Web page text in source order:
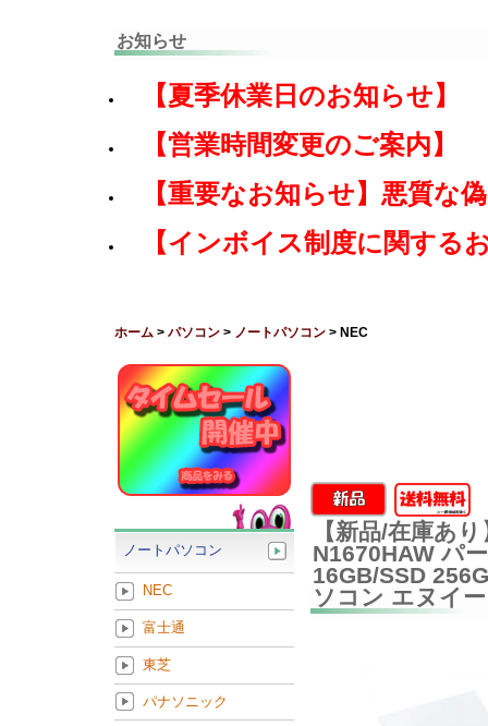
お知らせ
【夏季休業日のお知らせ】
【営業時間変更のご案内】
【重要なお知らせ】悪質な
【インボイス制度に関する
ホーム > パソコン > ノートパソコン > NEC
【新品/在庫あ
N1670HAW パ
16GB/SSD
ソコン エヌイ
ノートパソコン
NEC
富士通
東芝
パナソニック